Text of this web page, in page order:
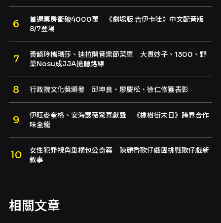
首週票房衝破4000萬 《劇場版 吉伊卡哇》中文配音版
8/7登場
黃韻玲攜瑪莎、迪拉開音樂節菜單 大貫妙子、1300、野
巢Nosu成JJA搶聽路線
行政院文化獎頒發 邱坤良、廖慶松、徐仁修獲表彰
伊旺麥奎格、安海瑟薇驚喜獻聲 《橡樹街末日》跨界合作
味全龍
女性犯罪視角重構包公奇案 陳麗香歌仔戲團挑戰歌仔戲新
敘事
相關文章